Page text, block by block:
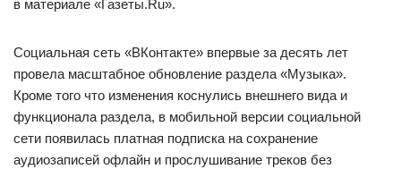
в материале «Газеты.Ru».
Социальная сеть «ВКонтакте» впервые за десять лет
провела масштабное обновление раздела «Музыка».
Кроме того что изменения коснулись внешнего вида и
функционала раздела, в мобильной версии социальной
сети появилась платная подписка на сохранение
аудиозаписей офлайн и прослушивание треков без